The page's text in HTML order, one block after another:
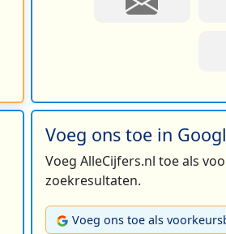
Voeg ons toe in
Voeg AlleCijfers.nl toe als
zoekresultaten.
Voeg ons toe als